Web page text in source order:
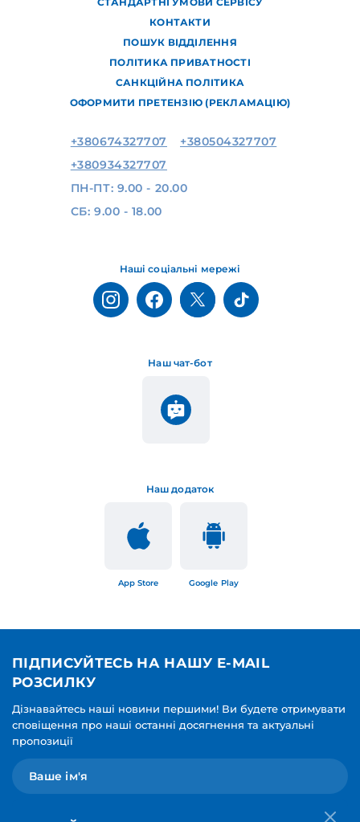
КОНТАКТИ
ПОШУК ВІДДІЛЕННЯ
ПОЛІТИКА ПРИВАТНОСТІ
САНКЦІЙНА ПОЛІТИКА
ОФОРМИТИ ПРЕТЕНЗІЮ (РЕКЛАМАЦІЮ)
Наш додаток
App Store Google Play
Наш чат-бот
Наші соціальні мережі
+380674327707
+380504327707
+380934327707
ПН-ПТ: 9.00 - 20.00
СБ: 9.00 - 18.00
ПІДПИСУЙТЕСЬ НА НАШУ E-MAIL
РОЗСИЛКУ
Дізнавайтесь наші новини першими! Ви будете отримувати
сповіщення про наші останні досягнення та актуальні
пропозиції